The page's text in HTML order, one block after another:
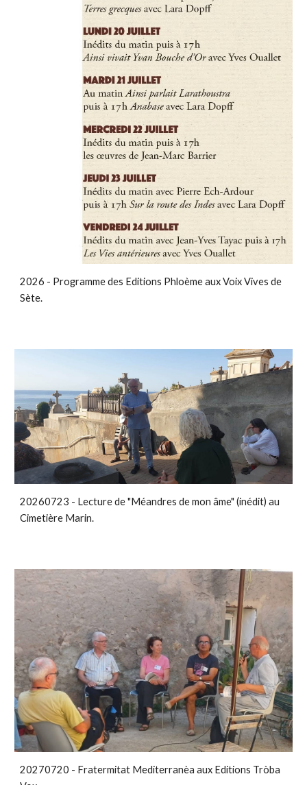
2026 - Programme des Editions Phloème aux Voix Vives de
Sète.
20260723 - Lecture de "Méandres de mon âme" (inédit) au
Cimetière Marin.
20270720 - Fratermitat Mediterranèa aux Editions Tròba